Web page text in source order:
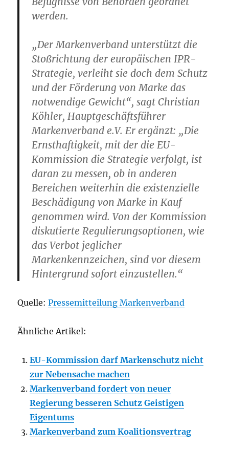
werden.
„Der Markenverband unterstützt die
Stoßrichtung der europäischen IPR-
Strategie, verleiht sie doch dem Schutz
und der Förderung von Marke das
notwendige Gewicht“, sagt Christian
Köhler, Hauptgeschäftsführer
Markenverband e.V. Er ergänzt: „Die
Ernsthaftigkeit, mit der die EU-
Kommission die Strategie verfolgt, ist
daran zu messen, ob in anderen
Bereichen weiterhin die existenzielle
Beschädigung von Marke in Kauf
genommen wird. Von der Kommission
diskutierte Regulierungsoptionen, wie
das Verbot jeglicher
Markenkennzeichen, sind vor diesem
Hintergrund sofort einzustellen.“
Quelle:Pressemitteilung Markenverband
Ähnliche Artikel:
EU-Kommission darf Markenschutz nicht
zur Nebensache machen
Markenverband fordert von neuer
Regierung besseren Schutz Geistigen
Eigentums
Markenverband zum Koalitionsvertrag